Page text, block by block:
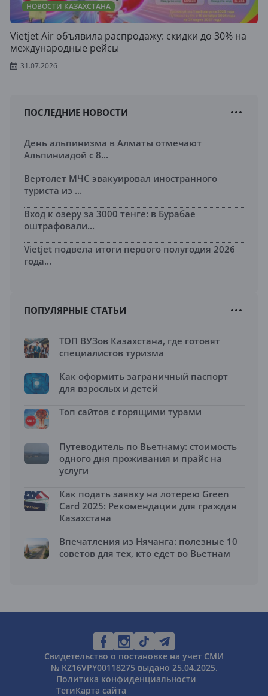
НОВОСТИ КАЗАХСТАНА
Vietjet Air объявила распродажу: скидки до 30% на
международные рейсы
31.07.2026
ПОСЛЕДНИЕ НОВОСТИ
День альпинизма в Алматы отмечают
Альпиниадой с 8...
Вертолет МЧС эвакуировал иностранного
туриста из ...
Вход к озеру за 3000 тенге: в Бурабае
оштрафовали...
Vietjet подвела итоги первого полугодия 2026
года...
ПОПУЛЯРНЫЕ СТАТЬИ
ТОП ВУЗов Казахстана, где готовят
специалистов туризма
Как оформить заграничный паспорт
для взрослых и детей
Топ сайтов с горящими турами
Путеводитель по Вьетнаму: стоимость
одного дня проживания и прайс на
услуги
Как подать заявку на лотерею Green
Card 2025: Рекомендации для граждан
Казахстана
Впечатления из Нячанга: полезные 10
советов для тех, кто едет во Вьетнам
Свидетельство о постановке на учет СМИ
№ KZ16VPY00118275 выдано 25.04.2025.
Политика конфиденциальности
ТегиКарта сайта